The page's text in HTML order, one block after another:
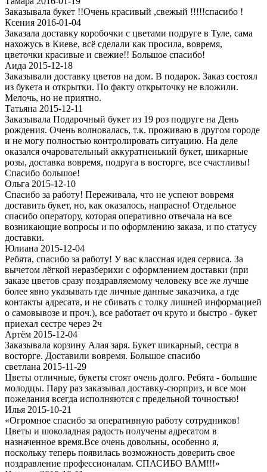
Заказывала букет !!Очень красивый ,свежый !!!!!спасибо !
Ксения 2016-01-04
Заказала доставку коробочки с цветами подруге в Туле, сама
нахожусь в Киеве, всё сделали как просила, вовремя,
цветочки красивые и свежие!! Большое спасибо!
Аида 2015-12-18
Заказывали доставку цветов на дом. В подарок. Заказ состоял
из букета и открытки. По факту открыточку не вложили.
Мелочь, но не приятно.
Татьяна 2015-12-11
Заказывала Подарочный букет из 19 роз подруге на День
рождения. Очень волновалась, т.к. проживаю в другом городе
и не могу полностью контролировать ситуацию. На деле
оказался очаровательный аккуратненький букет, шикарные
розы, доставка вовремя, подруга в восторге, все счастливы!
Спасибо большое!
Ольга 2015-12-10
Спасибо за работу! Переживала, что не успеют вовремя
доставить букет, но, как оказалось, напрасно! Отдельное
спасибо оператору, которая оперативно отвечала на все
возникающие вопросы и по оформлению заказа, и по статусу
доставки.
Юлиана 2015-12-04
Ребята, спасибо за работу! У вас классная идея сервиса. За
вычетом лёгкой неразберихи с оформлением доставки (при
заказе цветов сразу поздравляемому человеку все же лучше
более явно указывать где личные данные заказчика, а где
контакты адресата, и не сбивать с толку лишней информацией
о самовывозе и проч.), все работает оч круто и быстро - букет
приехал сестре через 2ч
Артём 2015-12-04
Заказывала корзину Алая заря. Букет шикарный, сестра в
восторге. Доставили вовремя. Большое спасибо
светлана 2015-11-29
Цветы отличные, букеты стоят очень долго. Ребята - большие
молодцы. Пару раз заказывал доставку-сюрприз, и все мои
пожелания всегда исполняются с предельной точностью!
Илья 2015-10-21
«Огромное спасибо за оперативную работу сотрудников!
Цветы и шоколадная радость получены адресатом в
назначенное время.Все очень довольны, особенно я,
поскольку теперь появилась возможность доверить свое
поздравление профессионалам. СПАСИБО ВАМ!!!»